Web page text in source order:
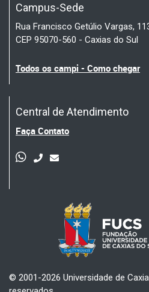
Campus-Sede
Rua Francisco Getúlio Vargas,
CEP 95070-560 - Caxias do Sul
Todos os campi - Como chegar
Central de Atendimento
Faça Contato
© 2001-2026 Universidade de